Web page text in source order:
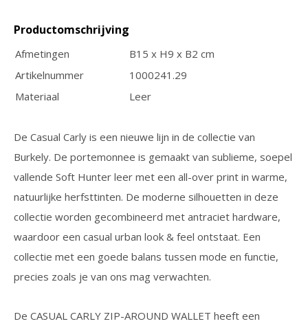
Productomschrijving
Afmetingen
B15 x H9 x B2 cm
Artikelnummer
1000241.29
Materiaal
Leer
De Casual Carly is een nieuwe lijn in de collectie van
Burkely. De portemonnee is gemaakt van sublieme, soepel
vallende Soft Hunter leer met een all-over print in warme,
natuurlijke herfsttinten. De moderne silhouetten in deze
collectie worden gecombineerd met antraciet hardware,
waardoor een casual urban look & feel ontstaat. Een
collectie met een goede balans tussen mode en functie,
precies zoals je van ons mag verwachten.
De CASUAL CARLY ZIP-AROUND WALLET heeft een